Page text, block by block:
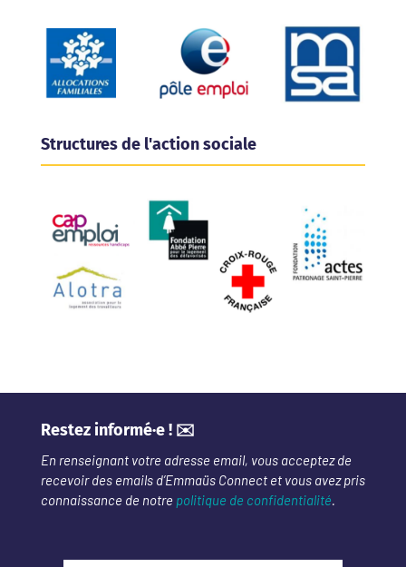
Structures de l'action sociale
Restez informé·e ! ✉️
En renseignant votre adresse email, vous acceptez de
recevoir des emails d’Emmaüs Connect et vous avez pris
connaissance de notre politique de confidentialité.